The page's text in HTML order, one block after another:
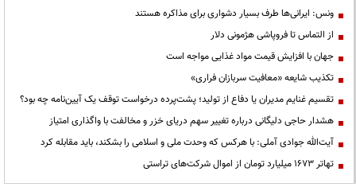
ونس: ایرانی‌ها طرف بسیار دشواری برای مذاکره هستند
از التماس تا فروپاشی هژمونی دلار
جهان با افزایش قیمت مواد غذایی مواجه است
تکذیب شایعه «معافیت سربازان فراری»
تقسیم غنایم مدیران یا دفاع از تولید؛ پشت‌پرده درخواست توقف یک آیین‌نامه چه بود؟
هشدار حاجی دلیگانی درباره تغییر سهم دریای خزر و مخالفت با واگذاری امتیاز
آیت‌الله جوادی آملی: با هرکس که وحدت ملی و اسلامی را بشکند، باید مقابله کرد
تهاتر ۱۶۷۳ میلیارد تومان از اموال شرکت‌های تراستی